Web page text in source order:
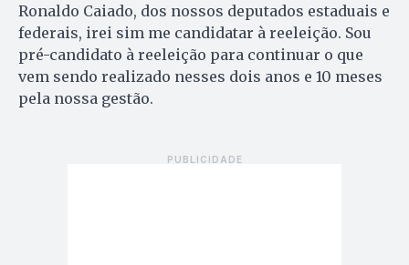
Ronaldo Caiado, dos nossos deputados estaduais e
federais, irei sim me candidatar à reeleição. Sou
pré-candidato à reeleição para continuar o que
vem sendo realizado nesses dois anos e 10 meses
pela nossa gestão.